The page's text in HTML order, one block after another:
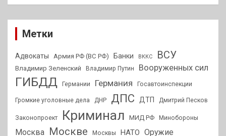
Метки
Адвокаты Армия РФ (ВС РФ) Банки ВККС ВСУ
Владимир Зеленский Владимир Путин Вооруженных сил
ГИБДД Германии Германия Госавтоинспекции
Громкие уголовные дела ДНР ДПС ДТП Дмитрий Песков
Законопроект Криминал МИД РФ Минобороны
Москва Москве Москвы НАТО Оружие